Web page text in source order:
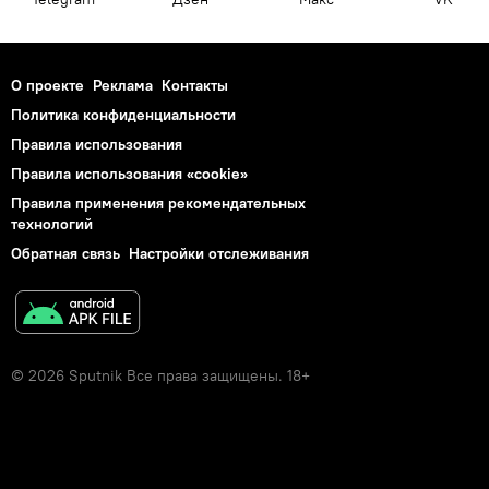
О проекте Реклама Контакты
Политика конфиденциальности
Правила использования
Правила использования «cookie»
Правила применения рекомендательных
технологий
Обратная связь Настройки отслеживания
© 2026 Sputnik Все права защищены. 18+